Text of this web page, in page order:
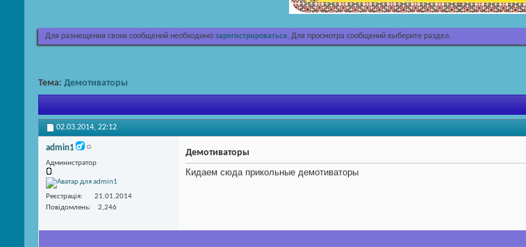
Для размещения своих сообщений необходимо зарегистрироваться. Для просмотра сообщений выберите раздел.
Тема: Демотиваторы
02.03.2014, 22:12
admin1
Администратор
Реєстрація
21.01.2014
Повідомлень
2,246
Демотиваторы
Кидаем сюда прикольные демотиваторы